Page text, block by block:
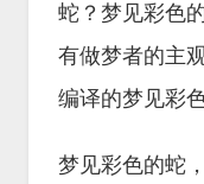
蛇？梦见彩色
有做梦者的主
编译的梦见彩
梦见彩色的蛇